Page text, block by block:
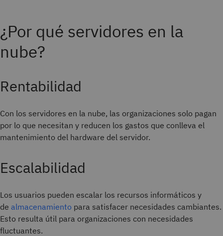
¿Por qué servidores en la
nube?
Rentabilidad
Con los servidores en la nube, las organizaciones solo pagan
por lo que necesitan y reducen los gastos que conlleva el
mantenimiento del hardware del servidor.
Escalabilidad
Los usuarios pueden escalar los recursos informáticos y
de almacenamiento para satisfacer necesidades cambiantes.
Esto resulta útil para organizaciones con necesidades
fluctuantes.